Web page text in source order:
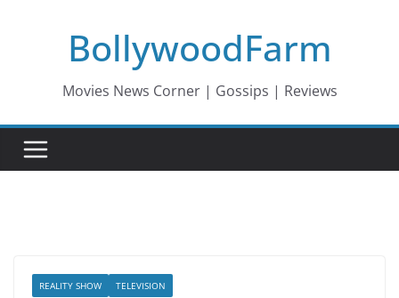
BollywoodFarm
Movies News Corner | Gossips | Reviews
REALITY SHOW TELEVISION